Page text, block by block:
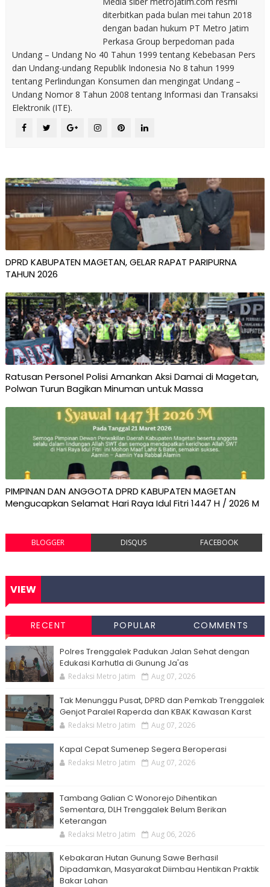
diterbitkan pada bulan mei tahun 2018
dengan badan hukum PT Metro Jatim
Perkasa Group berpedoman pada
Undang – Undang No 40 Tahun 1999 tentang Kebebasan Pers
dan Undang-undang Republik Indonesia No 8 tahun 1999
tentang Perlindungan Konsumen dan mengingat Undang –
Undang Nomor 8 Tahun 2008 tentang Informasi dan Transaksi
Elektronik (ITE).
DPRD KABUPATEN MAGETAN, GELAR RAPAT PARIPURNA
TAHUN 2026
Ratusan Personel Polisi Amankan Aksi Damai di Magetan,
Polwan Turun Bagikan Minuman untuk Massa
PIMPINAN DAN ANGGOTA DPRD KABUPATEN MAGETAN
Mengucapkan Selamat Hari Raya Idul Fitri 1447 H / 2026 M
BLOGGER DISQUS FACEBOOK
VIEW
RECENT POPULAR COMMENTS
Polres Trenggalek Padukan Jalan Sehat dengan
Edukasi Karhutla di Gunung Ja'as
Redaksi Metro Jatim Aug 07, 2026
Tak Menunggu Pusat, DPRD dan Pemkab Trenggalek
Genjot Paralel Raperda dan KBAK Kawasan Karst
Redaksi Metro Jatim Aug 07, 2026
Kapal Cepat Sumenep Segera Beroperasi
Redaksi Metro Jatim Aug 07, 2026
Tambang Galian C Wonorejo Dihentikan
Sementara, DLH Trenggalek Belum Berikan
Keterangan
Redaksi Metro Jatim Aug 06, 2026
Kebakaran Hutan Gunung Sawe Berhasil
Dipadamkan, Masyarakat Diimbau Hentikan Praktik
Bakar Lahan